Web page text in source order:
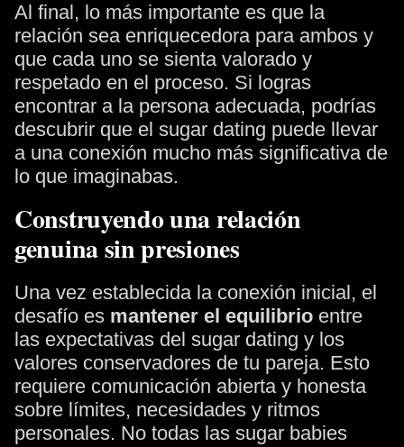
Al final, lo más importante es que la
relación sea enriquecedora para ambos y
que cada uno se sienta valorado y
respetado en el proceso. Si logras
encontrar a la persona adecuada, podrías
descubrir que el sugar dating puede llevar
a una conexión mucho más significativa de
lo que imaginabas.
Construyendo una relación
genuina sin presiones
Una vez establecida la conexión inicial, el
desafío es mantener el equilibrio entre
las expectativas del sugar dating y los
valores conservadores de tu pareja. Esto
requiere comunicación abierta y honesta
sobre límites, necesidades y ritmos
personales. No todas las sugar babies